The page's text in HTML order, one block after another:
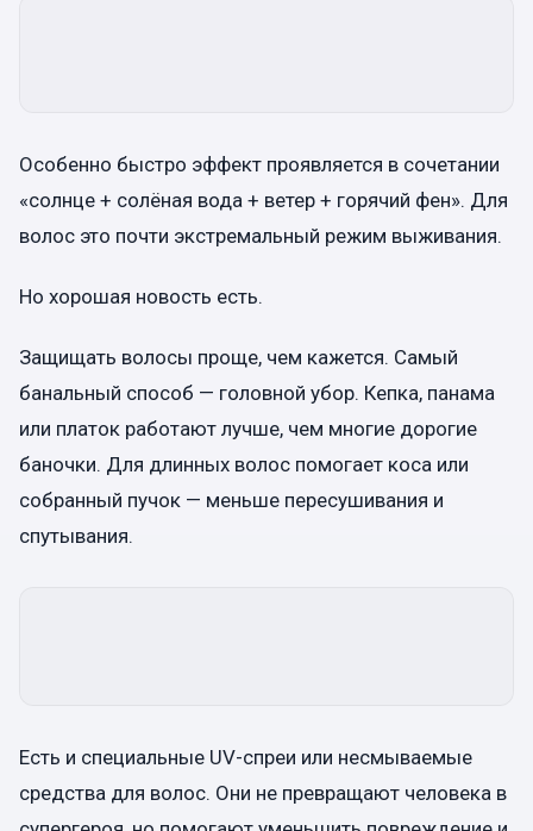
Особенно быстро эффект проявляется в сочетании
«солнце + солёная вода + ветер + горячий фен». Для
волос это почти экстремальный режим выживания.
Но хорошая новость есть.
Защищать волосы проще, чем кажется. Самый
банальный способ — головной убор. Кепка, панама
или платок работают лучше, чем многие дорогие
баночки. Для длинных волос помогает коса или
собранный пучок — меньше пересушивания и
спутывания.
Есть и специальные UV-спреи или несмываемые
средства для волос. Они не превращают человека в